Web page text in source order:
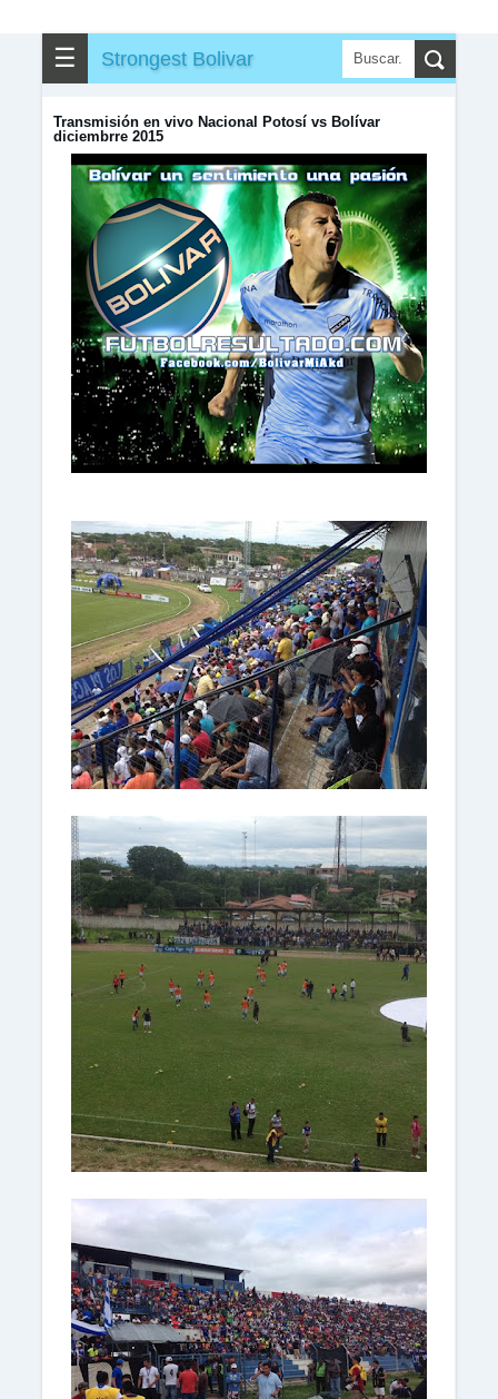
☰ Strongest Bolivar
Transmisión en vivo Nacional Potosí vs Bolívar
diciembrre 2015